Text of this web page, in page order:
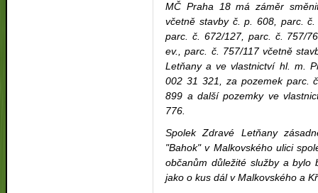
MČ Praha 18 má záměr
včetně stavby č. p. 608, parc.
parc. č. 672/127, parc. č. 757/
ev., parc. č. 757/117 včetně
Letňany a ve vlastnictví hl. m.
002 31 321, za pozemek parc.
899 a další pozemky ve
776.
Spolek Zdravé Letňany
"Bahok" v Malkovského ulici
občanům důležité služby a bylo
jako o kus dál v Malkovského a